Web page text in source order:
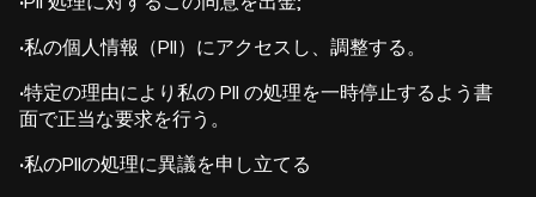
·私の個人情報（PII）にアクセスし、調整する。
·特定の理由により私の PII の処理を一時停止するよう書
面で正当な要求を行う。
·私のPIIの処理に異議を申し立てる